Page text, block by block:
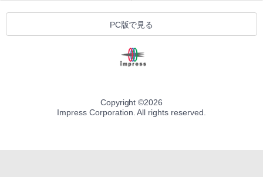
PC版で見る
Copyright ©2026
Impress Corporation. All rights reserved.